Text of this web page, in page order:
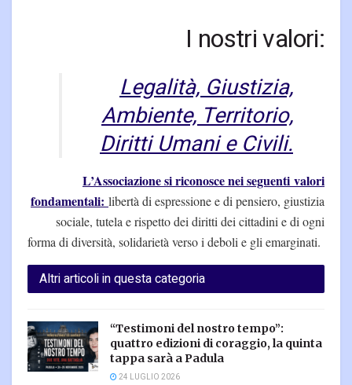
I nostri valori:
Legalità, Giustizia,
Ambiente, Territorio,
Diritti Umani e Civili.
L’Associazione si riconosce nei seguenti valori
fondamentali: libertà di espressione e di pensiero, giustizia
sociale, tutela e rispetto dei diritti dei cittadini e di ogni
forma di diversità, solidarietà verso i deboli e gli emarginati.
Altri articoli in questa categoria
“Testimoni del nostro tempo”:
quattro edizioni di coraggio, la quinta
tappa sarà a Padula
24 LUGLIO 2026